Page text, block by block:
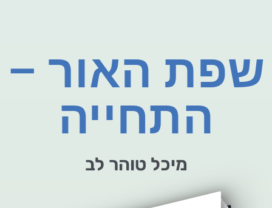
שפת האור –
התחייה
מיכל טוהר לב